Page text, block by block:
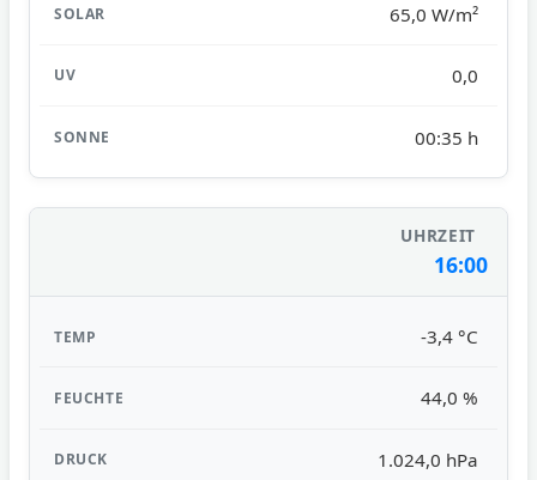
65,0 W/m²
0,0
00:35 h
16:00
-3,4 °C
44,0 %
1.024,0 hPa